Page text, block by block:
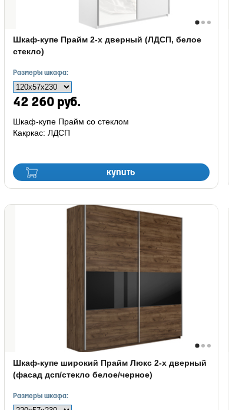
Шкаф-купе Прайм 2-х дверный (ЛДСП, белое
стекло)
Размеры шкафа:
42 260 руб.
купить
Шкаф-купе Прайм со стеклом
Какркас: ЛДСП
Шкаф-купе широкий Прайм Люкс 2-х дверный
(фасад дсп/стекло белое/черное)
Размеры шкафа: